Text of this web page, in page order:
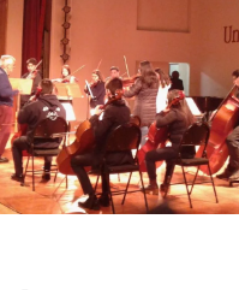
de Machalí suscriben
de mascotas
Cruz y Atención Primaria
el acceso a la atención
Neumann se refieren a
a posicionarse como la